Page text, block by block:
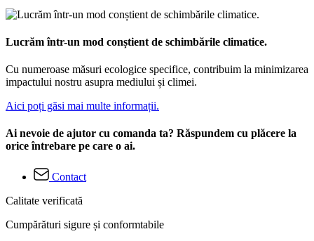
Lucrăm într-un mod conștient de schimbările climatice.
Cu numeroase măsuri ecologice specifice, contribuim la minimizarea
impactului nostru asupra mediului și climei.
Aici poți găsi mai multe informații.
Ai nevoie de ajutor cu comanda ta? Răspundem cu plăcere la
orice întrebare pe care o ai.
Contact
Calitate verificată
Cumpărături sigure și conformtabile